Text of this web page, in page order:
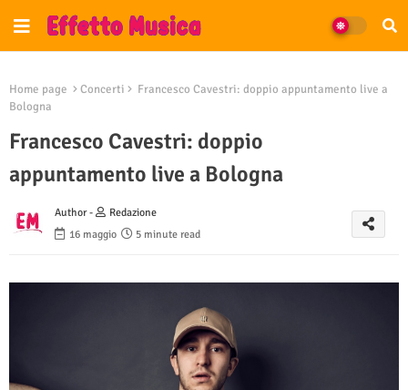
Home page Concerti
Francesco Cavestri: doppio appuntamento live a
Bologna
Francesco Cavestri: doppio
appuntamento live a Bologna
Author -
Redazione
16 maggio
5 minute read